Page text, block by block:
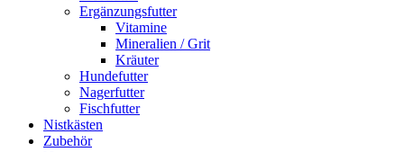
Ergänzungsfutter
Vitamine
Mineralien / Grit
Kräuter
Hundefutter
Nagerfutter
Fischfutter
Nistkästen
Zubehör